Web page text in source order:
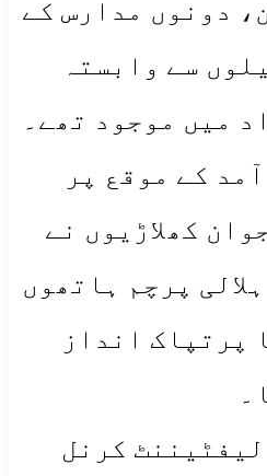
دونوں مدارس کے
سے وابستہ
میں موجود تھے۔
کے موقع پر
کھلاڑیوں نے
پرچم ہاتھوں
پرتپاک انداز
کرنل